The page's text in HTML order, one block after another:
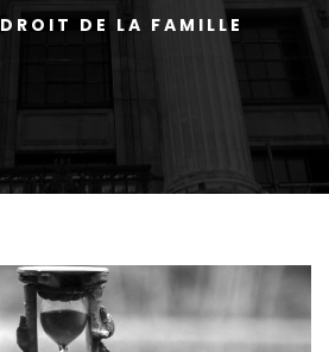
DROIT DE LA FAMILLE